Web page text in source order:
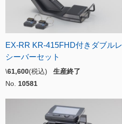
EX-RR KR-415FHD付きダブルレ
シーバーセット
\61,600(税込) 生産終了
No. 10581